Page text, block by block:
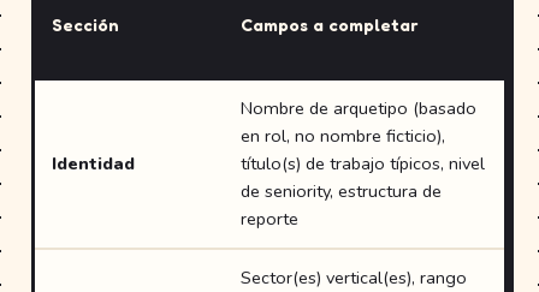
Sección Campos a completar
Identidad
Nombre de arquetipo (basado
en rol, no nombre ficticio),
título(s) de trabajo típicos, nivel
de seniority, estructura de
reporte
Sector(es) vertical(es), rango